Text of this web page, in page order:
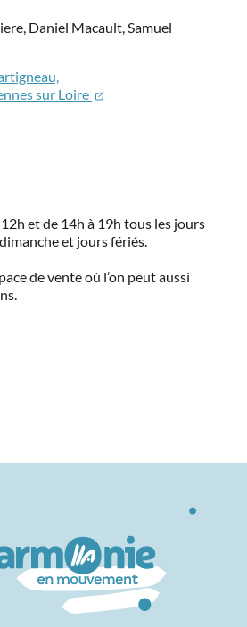
Daniel Macault, Samuel
sur Loire
et de 14h à 19h tous les jours
et jours fériés.
de vente où l’on peut aussi